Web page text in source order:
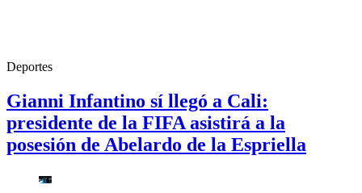
Deportes
Gianni Infantino sí llegó a Cali:
presidente de la FIFA asistirá a la
posesión de Abelardo de la Espriella